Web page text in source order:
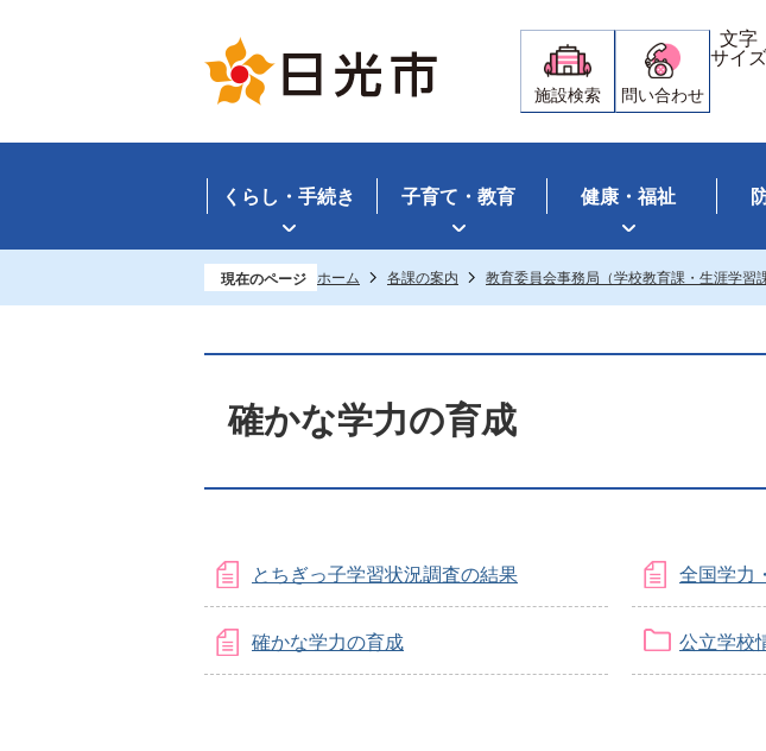
施設検索 問い合わせ
文字
サイズ
くらし・手続き 子育て・教育 健康・福祉
現在のページ ホーム 各課の案内 教育委員会事務局（学校教育課・生涯学習
確かな学力の育成
とちぎっ子学習状況調査の結果 全国学力
確かな学力の育成 公立学校